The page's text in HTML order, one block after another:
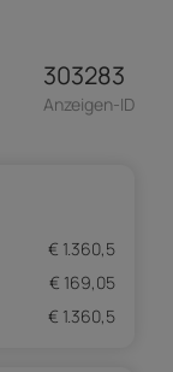
303283
Anzeigen-ID
€ 1.360,5
€ 169,05
€ 1.360,5